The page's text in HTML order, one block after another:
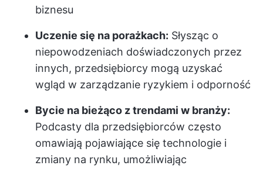
biznesu
Uczenie się na porażkach: Słysząc o
niepowodzeniach doświadczonych przez
innych, przedsiębiorcy mogą uzyskać
wgląd w zarządzanie ryzykiem i odporność
Bycie na bieżąco z trendami w branży:
Podcasty dla przedsiębiorców często
omawiają pojawiające się technologie i
zmiany na rynku, umożliwiając